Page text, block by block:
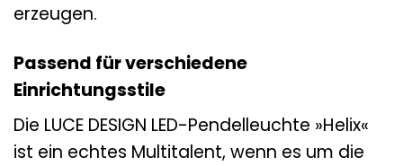
erzeugen.
Passend für verschiedene
Einrichtungsstile
Die LUCE DESIGN LED-Pendelleuchte »Helix«
ist ein echtes Multitalent, wenn es um die